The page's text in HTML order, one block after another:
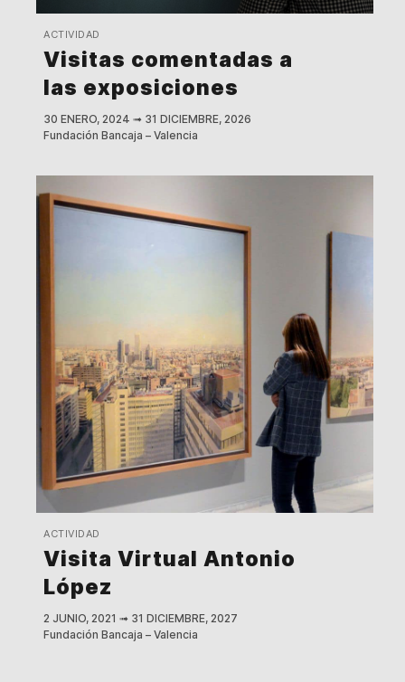
ACTIVIDAD
Visitas comentadas a
las exposiciones
30 ENERO, 2024 ➟ 31 DICIEMBRE, 2026
Fundación Bancaja – Valencia
ACTIVIDAD
Visita Virtual Antonio
López
2 JUNIO, 2021 ➟ 31 DICIEMBRE, 2027
Fundación Bancaja – Valencia